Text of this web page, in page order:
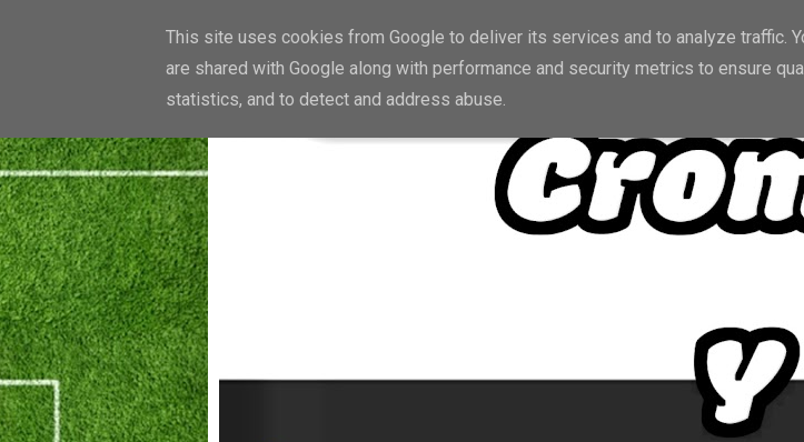
This site uses cookies from Google to deliver its services and to analyze traffic.
are shared with Google along with performance and security metrics to ensure
statistics, and to detect and address abuse.